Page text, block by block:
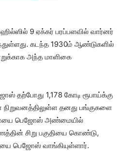
9 ஏக்கர் பரப்பளவில் வார்னர்
கடந்த 1930ம் ஆண்டுகளில்
அந்த மாளிகை
தற்போது 1,178 கோடி ரூபாய்க்கு
நிறுவனத்திலுள்ள தனது பங்குகளை
பெஜோஸ் அண்மையில்
சிறு பகுதியை கொண்டு,
பெஜோஸ் வாங்கியுள்ளார்.